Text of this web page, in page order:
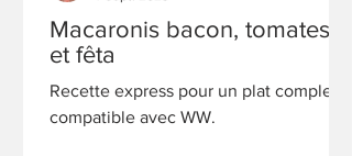
Macaronis bacon, tomates
et fêta
Recette express pour un plat complet,
compatible avec WW.